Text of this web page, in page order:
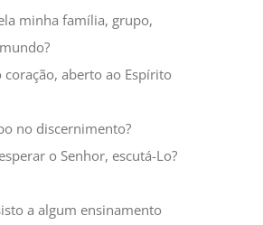
minha família, grupo,
coração, aberto ao Espírito
no discernimento?
o Senhor, escutá-Lo?
a algum ensinamento